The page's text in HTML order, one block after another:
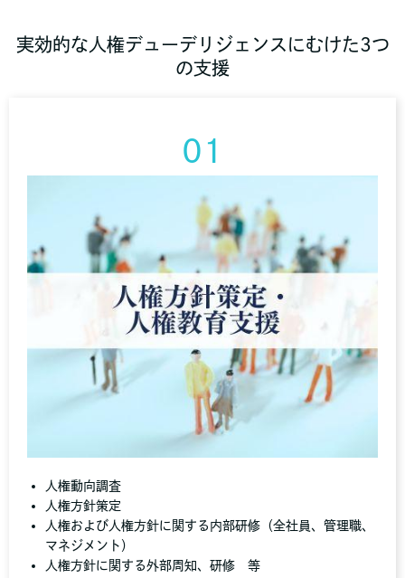
実効的な人権デューデリジェンスにむけた3つ
の支援
01
人権動向調査
人権方針策定
人権および人権方針に関する内部研修（全社員、管理職、
マネジメント）
人権方針に関する外部周知、研修 等